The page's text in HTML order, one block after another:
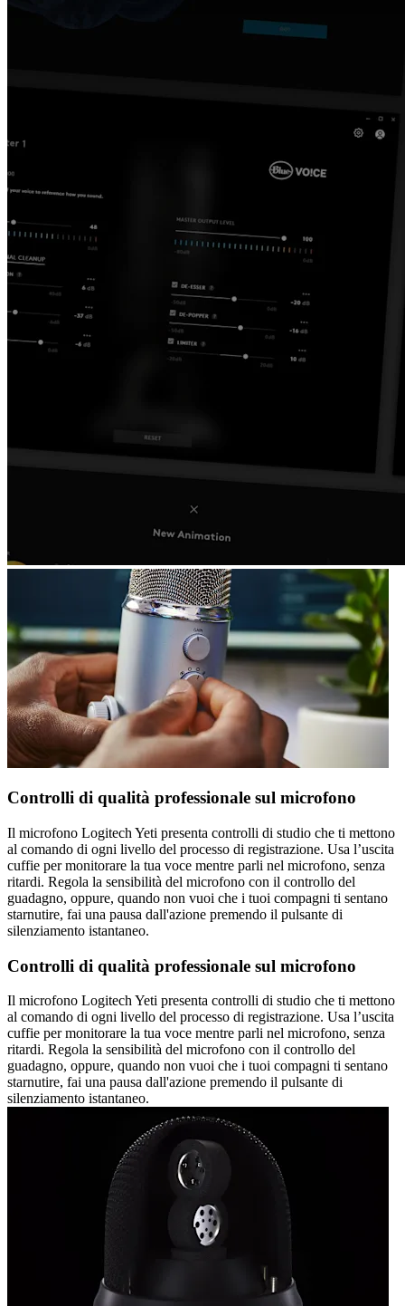
Controlli di qualità professionale sul microfono
Il microfono Logitech Yeti presenta controlli di studio che ti mettono
al comando di ogni livello del processo di registrazione. Usa l’uscita
cuffie per monitorare la tua voce mentre parli nel microfono, senza
ritardi. Regola la sensibilità del microfono con il controllo del
guadagno, oppure, quando non vuoi che i tuoi compagni ti sentano
starnutire, fai una pausa dall'azione premendo il pulsante di
silenziamento istantaneo.
Controlli di qualità professionale sul microfono
Il microfono Logitech Yeti presenta controlli di studio che ti mettono
al comando di ogni livello del processo di registrazione. Usa l’uscita
cuffie per monitorare la tua voce mentre parli nel microfono, senza
ritardi. Regola la sensibilità del microfono con il controllo del
guadagno, oppure, quando non vuoi che i tuoi compagni ti sentano
starnutire, fai una pausa dall'azione premendo il pulsante di
silenziamento istantaneo.